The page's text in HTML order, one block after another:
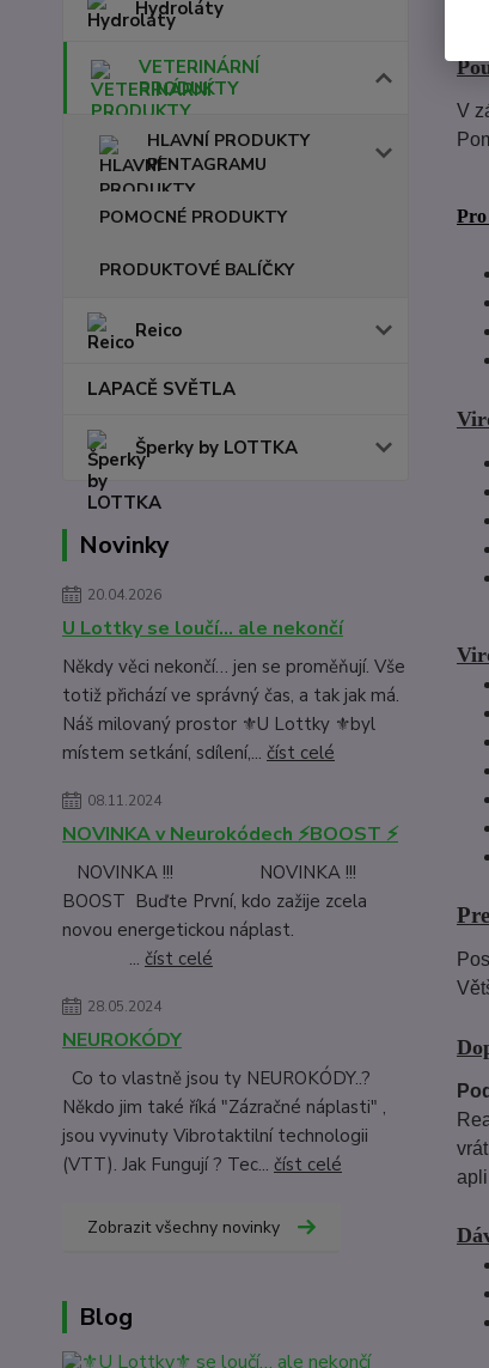
Hydroláty
VETERINÁRNÍ
PRODUKTY
HLAVNÍ PRODUKTY
PENTAGRAMU
POMOCNÉ PRODUKTY
PRODUKTOVÉ BALÍČKY
Reico
LAPACĚ SVĚTLA
Šperky by LOTTKA
Novinky
20.04.2026
U Lottky se loučí… ale nekončí
Někdy věci nekončí… jen se proměňují. Vše
totiž přichází ve správný čas, a tak jak má.
Náš milovaný prostor ⚜️U Lottky ⚜️byl
místem setkání, sdílení,... číst celé
08.11.2024
NOVINKA v Neurokódech ⚡BOOST ⚡
NOVINKA !!! NOVINKA !!!
BOOST Buďte První, kdo zažije zcela
novou energetickou náplast.
... číst celé
28.05.2024
NEUROKÓDY
Co to vlastně jsou ty NEUROKÓDY..?
Někdo jim také říká "Zázračné náplasti" ,
jsou vyvinuty Vibrotaktilní technologii
(VTT). Jak Fungují ? Tec... číst celé
Zobrazit všechny novinky
Blog
V